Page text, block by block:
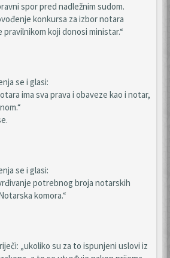
spor pred nadležnim sudom.
konkursa za izbor notara
koji donosi ministar.“
se i glasi:
ima sva prava i obaveze kao i notar,
se i glasi:
potrebnog broja notarskih
komora.“
„ukoliko su za to ispunjeni uslovi iz